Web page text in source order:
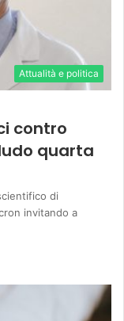
Attualità e politica
contro
quarta
di
invitando a